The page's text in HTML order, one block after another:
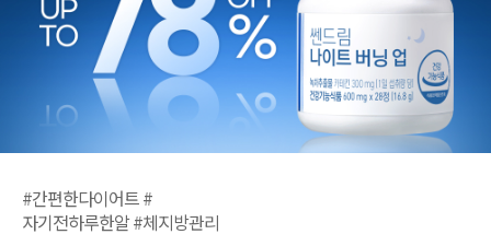
#간편한다이어트 #
자기전하루한알 #체지방관리